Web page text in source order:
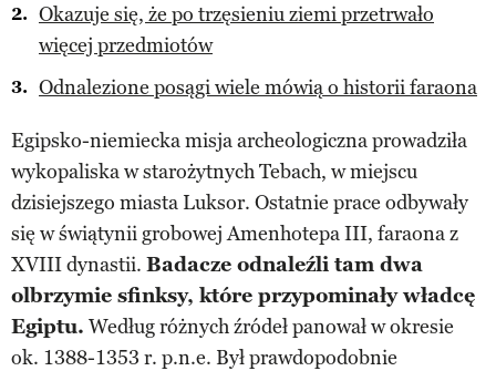
Okazuje się, że po trzęsieniu ziemi przetrwało
więcej przedmiotów
Odnalezione posągi wiele mówią o historii faraona
Egipsko-niemiecka misja archeologiczna prowadziła
wykopaliska w starożytnych Tebach, w miejscu
dzisiejszego miasta Luksor. Ostatnie prace odbywały
się w świątynii grobowej Amenhotepa III, faraona z
XVIII dynastii. Badacze odnaleźli tam dwa
olbrzymie sfinksy, które przypominały władcę
Egiptu. Według różnych źródeł panował w okresie
ok. 1388-1353 r. p.n.e. Był prawdopodobnie